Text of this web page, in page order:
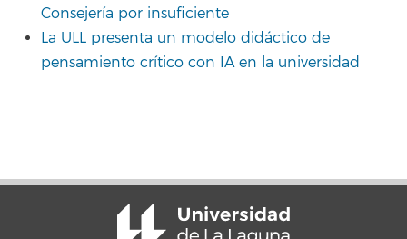
Consejería por insuficiente
La ULL presenta un modelo didáctico de
pensamiento crítico con IA en la universidad